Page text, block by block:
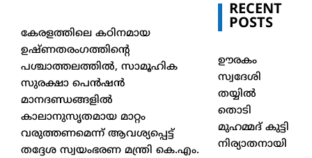
കേരളത്തിലെ കഠിനമായ
ഉഷ്ണതരംഗത്തിന്റെ
പശ്ചാത്തലത്തിൽ, സാമൂഹിക
സുരക്ഷാ പെൻഷൻ
മാനദണ്ഡങ്ങളിൽ
കാലാനുസൃതമായ മാറ്റം
വരുത്തണമെന്ന് ആവശ്യപ്പെട്ട്
തദ്ദേശ സ്വയംഭരണ മന്ത്രി കെ.എം.
RECENT
POSTS
ഊരകം
സ്വദേശി
തയ്യിൽ
തൊടി
മുഹമ്മദ് കുട്ടി
നിര്യാതനായി